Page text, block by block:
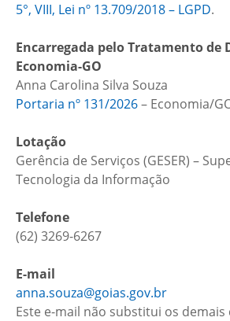
5°, VIII, Lei nº 13.709/2018 – LGPD.
Encarregada pelo Tratamento de
Economia-GO
Anna Carolina Silva Souza
Portaria nº 131/2026– Economia/
Lotação
Gerência de Serviços (GESER) –
Tecnologia da Informação
Telefone
(62) 3269-6267
E-mail
anna.souza@goias.gov.br
Este e-mail não substitui os demais